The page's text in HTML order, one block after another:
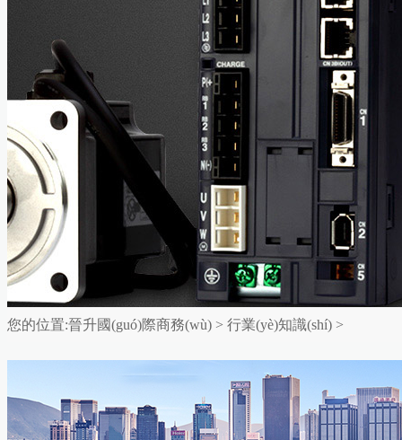
您的位置:晉升國(guó)際商務(wù) > 行業(yè)知識(shí) >